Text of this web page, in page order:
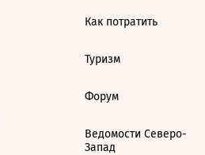
Как потратить
Туризм
Форум
Ведомости Северо-
Запад